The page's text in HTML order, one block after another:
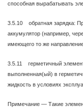
способная вырабатывать
3.5.10 обратная зарядка:
аккумулятор (например,
имеющего то же
3.5.11 герметичный
выполненная(ый) в
жидкость в условиях
Примечание — Такие